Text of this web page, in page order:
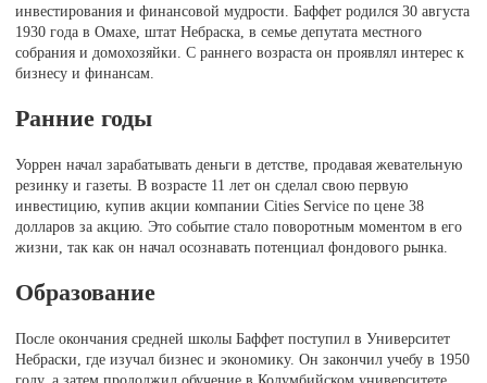
инвестирования и финансовой мудрости. Баффет родился 30 августа
1930 года в Омахе, штат Небраска, в семье депутата местного
собрания и домохозяйки. С раннего возраста он проявлял интерес к
бизнесу и финансам.
Ранние годы
Уоррен начал зарабатывать деньги в детстве, продавая жевательную
резинку и газеты. В возрасте 11 лет он сделал свою первую
инвестицию, купив акции компании Cities Service по цене 38
долларов за акцию. Это событие стало поворотным моментом в его
жизни, так как он начал осознавать потенциал фондового рынка.
Образование
После окончания средней школы Баффет поступил в Университет
Небраски, где изучал бизнес и экономику. Он закончил учебу в 1950
году, а затем продолжил обучение в Колумбийском университете,